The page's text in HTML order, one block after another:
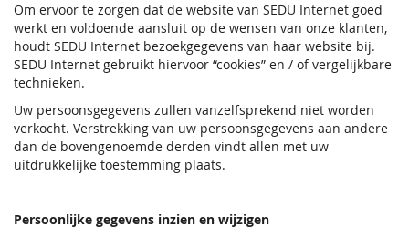
Om ervoor te zorgen dat de website van SEDU Internet goed
werkt en voldoende aansluit op de wensen van onze klanten,
houdt SEDU Internet bezoekgegevens van haar website bij.
SEDU Internet gebruikt hiervoor “cookies” en / of vergelijkbare
technieken.
Uw persoonsgegevens zullen vanzelfsprekend niet worden
verkocht. Verstrekking van uw persoonsgegevens aan andere
dan de bovengenoemde derden vindt allen met uw
uitdrukkelijke toestemming plaats.
Persoonlijke gegevens inzien en wijzigen